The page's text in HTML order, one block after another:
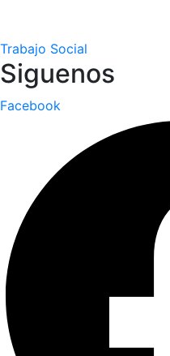
Trabajo Social
Siguenos
Facebook